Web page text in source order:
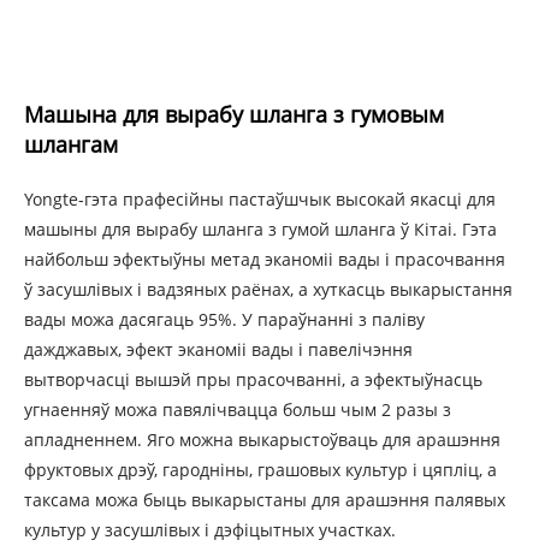
Машына для вырабу шланга з гумовым
шлангам
Yongte-гэта прафесійны пастаўшчык высокай якасці для
машыны для вырабу шланга з гумой шланга ў Кітаі. Гэта
найбольш эфектыўны метад эканоміі вады і прасочвання
ў засушлівых і вадзяных раёнах, а хуткасць выкарыстання
вады можа дасягаць 95%. У параўнанні з паліву
дажджавых, эфект эканоміі вады і павелічэння
вытворчасці вышэй пры прасочванні, а эфектыўнасць
угнаенняў можа павялічвацца больш чым 2 разы з
апладненнем. Яго можна выкарыстоўваць для арашэння
фруктовых дрэў, гародніны, грашовых культур і цяпліц, а
таксама можа быць выкарыстаны для арашэння палявых
культур у засушлівых і дэфіцытных участках.